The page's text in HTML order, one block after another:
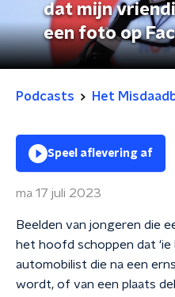
dat mijn
een foto op
Podcasts Het
Speel aflevering af
ma 17 juli 2023
Beelden van jongeren die
het hoofd schoppen dat
automobilist die na een
wordt, of van een plaats